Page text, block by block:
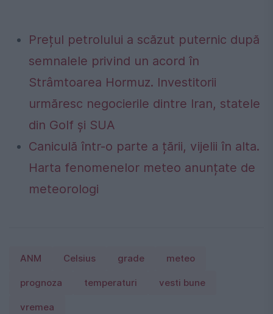
Prețul petrolului a scăzut puternic după
semnalele privind un acord în
Strâmtoarea Hormuz. Investitorii
urmăresc negocierile dintre Iran, statele
din Golf și SUA
Caniculă într-o parte a țării, vijelii în alta.
Harta fenomenelor meteo anunțate de
meteorologi
ANM Celsius grade meteo
prognoza temperaturi vesti bune
vremea